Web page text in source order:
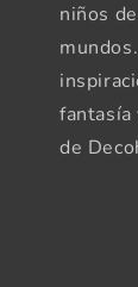
niños
de